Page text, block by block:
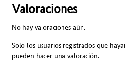
Valoraciones
No hay valoraciones aún.
Solo los usuarios registrados que
pueden hacer una valoración.